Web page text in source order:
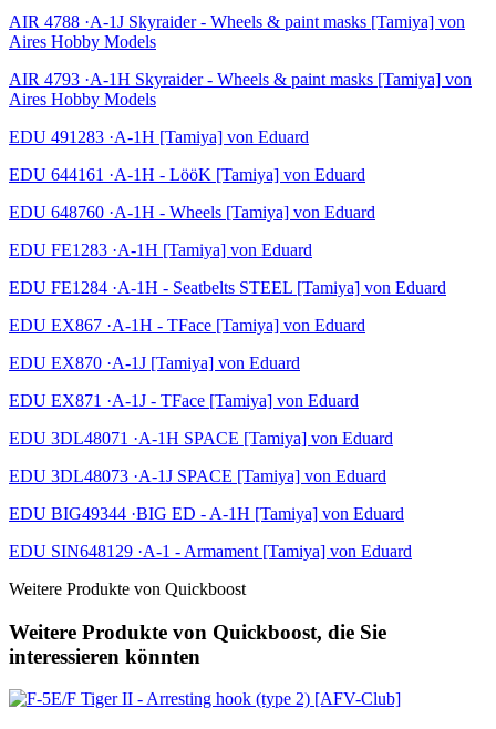
AIR 4788 ·A-1J Skyraider - Wheels & paint masks [Tamiya] von
Aires Hobby Models
AIR 4793 ·A-1H Skyraider - Wheels & paint masks [Tamiya] von
Aires Hobby Models
EDU 491283 ·A-1H [Tamiya] von Eduard
EDU 644161 ·A-1H - LööK [Tamiya] von Eduard
EDU 648760 ·A-1H - Wheels [Tamiya] von Eduard
EDU FE1283 ·A-1H [Tamiya] von Eduard
EDU FE1284 ·A-1H - Seatbelts STEEL [Tamiya] von Eduard
EDU EX867 ·A-1H - TFace [Tamiya] von Eduard
EDU EX870 ·A-1J [Tamiya] von Eduard
EDU EX871 ·A-1J - TFace [Tamiya] von Eduard
EDU 3DL48071 ·A-1H SPACE [Tamiya] von Eduard
EDU 3DL48073 ·A-1J SPACE [Tamiya] von Eduard
EDU BIG49344 ·BIG ED - A-1H [Tamiya] von Eduard
EDU SIN648129 ·A-1 - Armament [Tamiya] von Eduard
Weitere Produkte von Quickboost
Weitere Produkte von Quickboost, die Sie
interessieren könnten